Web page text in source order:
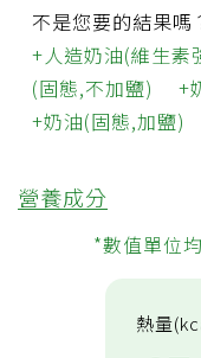
不是您要的結果嗎
人造奶油(維生素
(固態,不加鹽)
奶油(固態,加鹽)
營養成分
*數值單位
熱量